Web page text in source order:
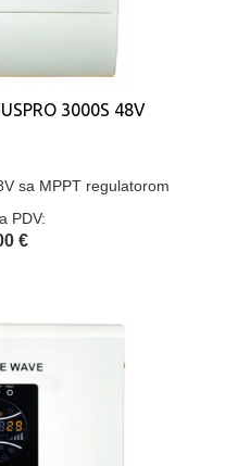
3000S 48V
sa MPPT regulatorom
PDV:
€